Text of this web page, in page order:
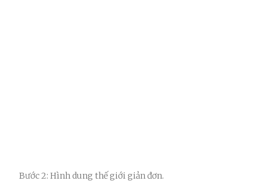
Bước 2: Hình dung thế giới giản đơn.